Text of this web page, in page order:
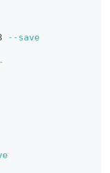
--save